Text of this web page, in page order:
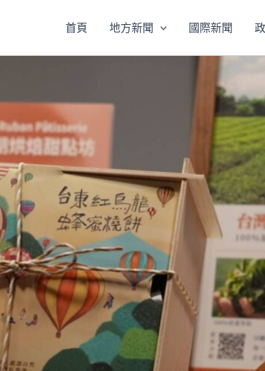
首頁 地方新聞 國際新聞